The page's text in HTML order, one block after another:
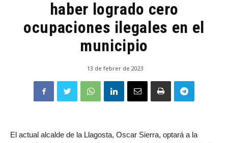
haber logrado cero
ocupaciones ilegales en el
municipio
13 de febrer de 2023
El actual alcalde de la Llagosta, Oscar Sierra, optará a la